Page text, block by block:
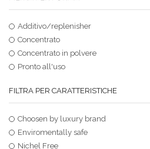
Additivo/replenisher
Concentrato
Concentrato in polvere
Pronto all'uso
FILTRA PER CARATTERISTICHE
Choosen by luxury brand
Enviromentally safe
Nichel Free